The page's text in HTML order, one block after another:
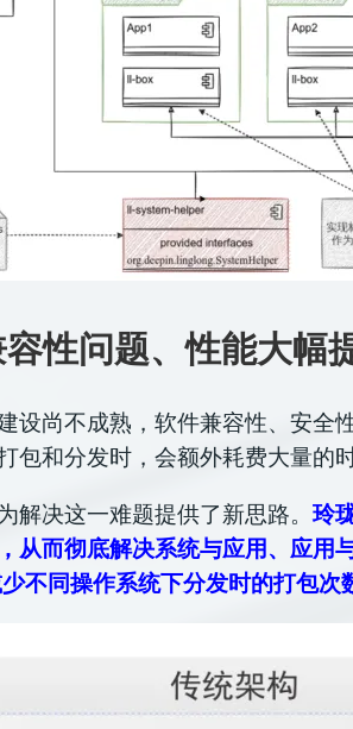
性问题、性能大幅
设尚不成熟，软件兼容性、安全
包和分发时，会额外耗费大量的
解决这一难题提供了新思路。玲
从而彻底解决系统与应用、应用
不同操作系统下分发时的打包次